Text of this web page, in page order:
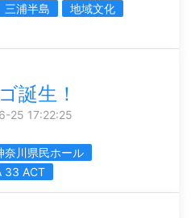
三浦半島
地域文化
誕生！
25 17:22:25
奈川県民ホール
33 ACT